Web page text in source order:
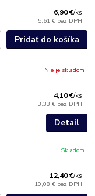
6,90 €/ks
5,61 € bez DPH
Pridať do košíka
4,10 €/ks
3,33 € bez DPH
Nie je skladom
Detail
12,40 €/ks
10,08 € bez DPH
Skladom